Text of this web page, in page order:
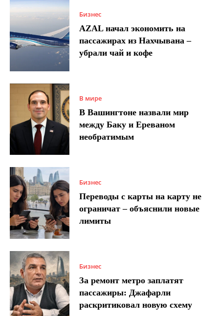
Бизнес
AZAL начал экономить на
пассажирах из Нахчывана –
убрали чай и кофе
В мире
В Вашингтоне назвали мир
между Баку и Ереваном
необратимым
Бизнес
Переводы с карты на карту не
ограничат – объяснили новые
лимиты
Бизнес
За ремонт метро заплатят
пассажиры: Джафарли
раскритиковал новую схему